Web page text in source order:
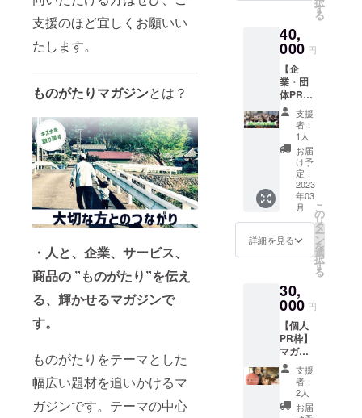
支援のほど宜しくお願いい
たします。
ものがたりマガジンとは？
・人と、企業、サービス、
商品の ”ものがたり”を伝え
る、輝かせるマガジンで
す。
ものがたりをテーマとした
幅広い題材を追いかけるマ
ガジンです。テーマの中心
めご了
承くだ
さい。
”ものが
たりマ
ガジ
ン” 部
数 10
部 を
発送い
たしま
す。 そ
の他”も
のがた
りマガ
ステッ
カー×10
アファ
イル×10
もお付
けいた
しま
す。
注）”も
のがた
りマガ
ジン”の
著作権
ださ
い。
注）リ
アルの
場合
は、取
材陣2名
の交通
費が東
京駅か
ら換算
の実費
で「取
材当
日」に
用がか
かりま
めご了
承くだ
さい。
”ものが
たりマ
ガジ
ン” 部
数 10
部 を
発送い
イル×10
けいた
しま
す。
注）”も
のがた
りマガ
ジン”の
著作権
に関し
まして
は、製
作者が
所有す
るもの
とし、
転売、
改変な
止致し
ます。
介護士2
級 認
定 一
般社団
法人日
本アク
ティブ
コミュ
ニティ
協会 講
師 協
会公認
講師
藤井寿
和 受
講 1日
目 令
(火)10:0
0〜
17:30 2
日目
令和5年
2月14日
(火)10:0
0〜
17:30
会場
公益社
ます。
箇所 マ
ガジン
奥付部
分(ラス
トの
ページ
内側で
す) ※支
援が多
い場合
は2ペー
ジにな
りま
す。順
不同 ⚪︎
掲載期
間 初版
コー
ド・企
業名
（文字
の
み）・
PR文
10〜50
文字以
内 ※支
す
る
40,
000 円
【企
業・団
体PR
枠】 マ
ガジン
内で団
体名や
PR文を
記載い
たしま
す。 ⚪︎
掲載箇
所 マガ
ジン奥
付部分
(ラスト
ジ内側
です) ※
支援が
多い場
合は2
ページ
になり
ます。
順不同
⚪︎掲載
支援
者：
1人
お届
け予
定：
2023
年03
月
詳細を見る
こ
の
リ
タ
ー
ン
を
選
択
す
る
30,
000 円
【個人
PR枠】
マガジ
ン内で
個人名
とPR文
を記載
支援
者：
2人
お届